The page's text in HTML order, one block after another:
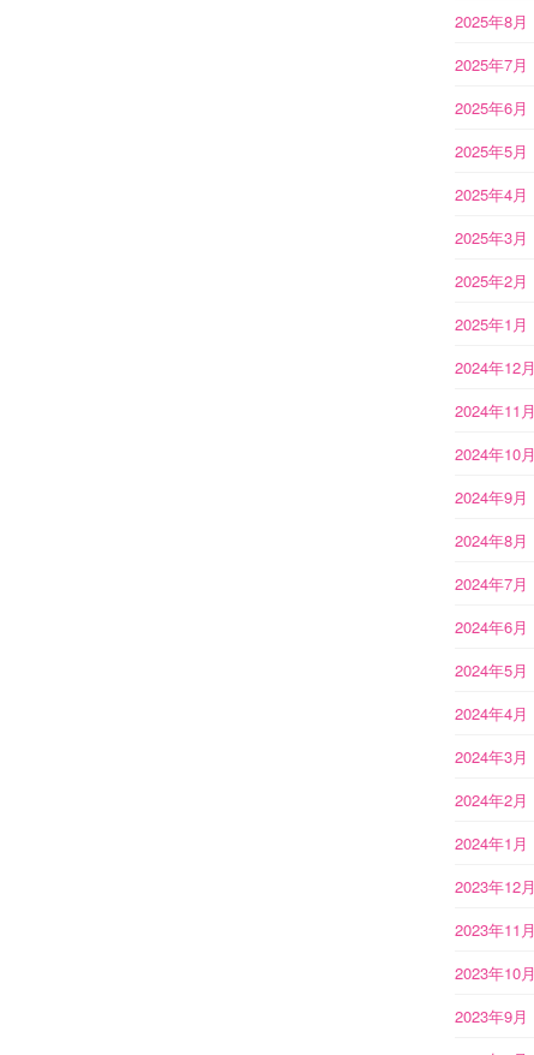
2025年8月
2025年7月
2025年6月
2025年5月
2025年4月
2025年3月
2025年2月
2025年1月
2024年12月
2024年11月
2024年10月
2024年9月
2024年8月
2024年7月
2024年6月
2024年5月
2024年4月
2024年3月
2024年2月
2024年1月
2023年12月
2023年11月
2023年10月
2023年9月